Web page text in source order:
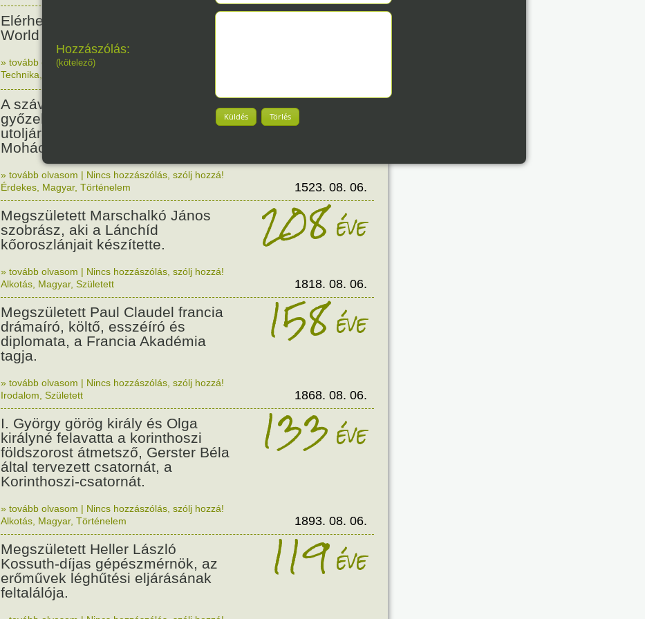
Elérhetővé vált az első ismert
World Wide Web oldal.
35
» tovább olvasom|Nincs hozzászólás, szólj hozzá!
Technika
A szávaszentdemeteri-nagyolaszi
győzelem, ahol a magyarok
utoljára győzték le a törököket
Mohács előtt.
503
» tovább olvasom | Nincs hozzászólás, szólj hozzá!
Érdekes Magyar, Történelem 1523. 08. 06.
Megszületett Marschalkó János
szobrász, aki a Lánchíd
kőoroszlánjait készítette.
208éve
» tovább olvasom | Nincs hozzászólás, szólj hozzá!
Alkotás Magyar, Született 1818. 08. 06.
Megszületett Paul Claudel francia
drámaíró, költő, esszéíró és
diplomata, a Francia Akadémia
tagja.
158éve
» tovább olvasom | Nincs hozzászólás, szólj hozzá!
Irodalom Született 1868. 08. 06.
I. György görög király és Olga
királyné felavatta a korinthoszi
földszorost átmetsző, Gerster Béla
által tervezett csatornát, a
Korinthoszi-csatornát.
133éve
» tovább olvasom | Nincs hozzászólás, szólj hozzá!
Alkotás Magyar, Történelem 1893. 08. 06.
Megszületett Heller László
Kossuth-díjas gépészmérnök, az
erőművek léghűtési eljárásának
feltalálója.
119éve
Hozzászólás:
(kötelező)
Küldés Törlés